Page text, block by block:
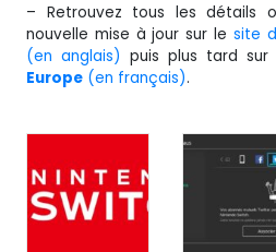
– Retrouvez tous les détails
nouvelle mise à jour sur le site
(en anglais) puis plus tard sur
Europe (en français).